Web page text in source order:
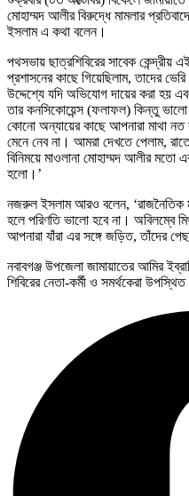
মোহাম্মদ আলীর বিরুদ্ধে মামলার
ইসলাম এ কথা বলেন।
পথসভায় ছাত্রশিবিরের সাবেক কেন্দ্রীয়
প্রশাসনের কাছে গিয়েছিলাম, তাদের
উদ্দেশ্যে যদি অভিযোগ দায়ের করা হয়
তার কনসিকোয়েন্স (ফলাফল) কিন্তু
কোনো অন্যায়ের কাছে আপনারা মাথা
মেনে নেব না। আমরা দেখতে পেলাম,
বিনিময়ে মাওলানা মোহাম্মদ আলীর মতো
হলো।’
নজরুল ইসলাম আরও বলেন, ‘রাজনৈতিক
হলে পরিণতি ভালো হবে না। অবিলম্বে
আপনারা যাঁরা এর সঙ্গে জড়িত, তাঁদের
নবাবগঞ্জ উপজেলা জামায়াতের আমির
শিবিরের নেতা-কর্মী ও সমর্থকেরা